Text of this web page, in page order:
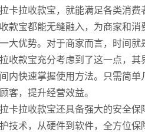
卡拉收款宝，就能满足各类消
款宝都能无缝融入，为商家和消
大优势。对于商家而言，时间
收款宝充分考虑到了这一点，其
内快速掌握使用方法。只需简
客，提升经营效益。
卡拉收款宝还具备强大的安全
技术，从硬件到软件，全方位保